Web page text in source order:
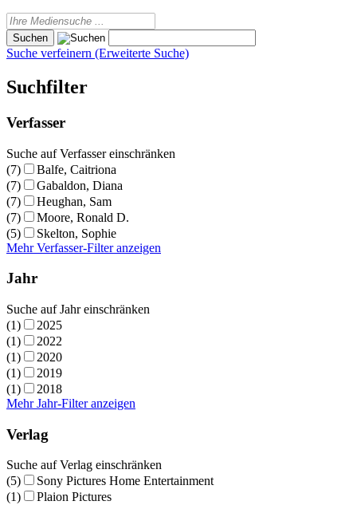
Suche verfeinern (Erweiterte Suche)
Suchfilter
Verfasser
Suche auf Verfasser einschränken
(7)
Balfe, Caitriona
(7)
Gabaldon, Diana
(7)
Heughan, Sam
(7)
Moore, Ronald D.
(5)
Skelton, Sophie
Mehr Verfasser-Filter anzeigen
Jahr
Suche auf Jahr einschränken
(1)
2025
(1)
2022
(1)
2020
(1)
2019
(1)
2018
Mehr Jahr-Filter anzeigen
Verlag
Suche auf Verlag einschränken
(5)
Sony Pictures Home Entertainment
(1)
Plaion Pictures